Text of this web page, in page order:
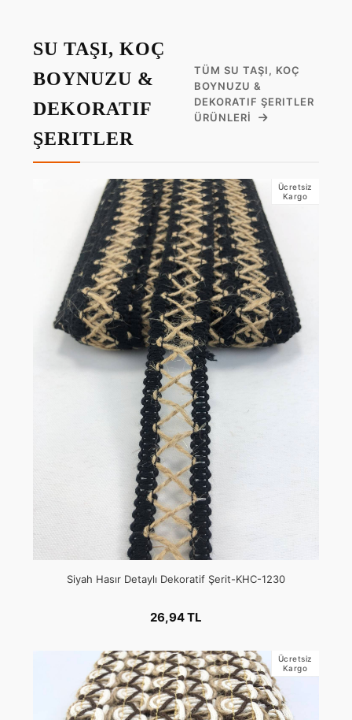
SU TAŞI, KOÇ
BOYNUZU &
DEKORATIF
ŞERITLER
TÜM SU TAŞI, KOÇ
BOYNUZU &
DEKORATIF ŞERITLER
ÜRÜNLERI
Ücretsiz
Kargo
Siyah Hasır Detaylı Dekoratif Şerit-KHC-1230
26,94 TL
Ücretsiz
Kargo